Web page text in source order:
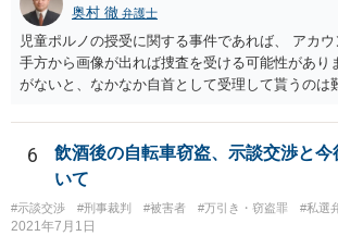
奥村 徹 弁護士
児童ポルノの授受に関する事件であれば、 アカ
手方から画像が出れば捜査を受ける可能性があり
がないと、なかなか自首として受理して貰うのは
と、相手方からの捜査が来たときに、逮捕の必要
う効果が得られることがあって、実際に相手方
れど、逮捕されなかった事例もあります。
6
飲酒後の自転車窃盗、示談交渉と今
いて
#示談交渉 #刑事裁判 #被害者 #万引き・窃盗罪 #私選
2021年7月1日